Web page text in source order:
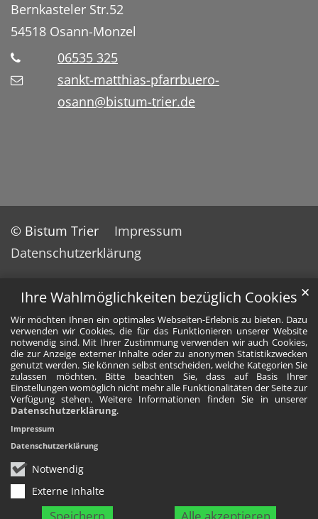
Ihre Wahlmöglichkeiten bezüglich Cookies
Wir möchten Ihnen ein optimales Webseiten-Erlebnis zu bieten. Dazu
verwenden wir Cookies, die für das Funktionieren unserer Website
notwendig sind. Mit Ihrer Zustimmung verwenden wir auch Cookies,
die zur Anzeige externer Inhalte oder zu anonymen Statistikzwecken
genutzt werden. Sie können selbst entscheiden, welche Kategorien Sie
zulassen möchten. Bitte beachten Sie, dass auf Basis Ihrer
Einstellungen womöglich nicht mehr alle Funktionalitäten der Seite zur
Verfügung stehen. Weitere Informationen finden Sie in unserer
Datenschutzerklärung.
Notwendig
Externe Inhalte
Speichern Alle akzeptieren
✕
Impressum
Datenschutzerklärung
Bernkasteler Str.52
54518 Osann-Monzel
06535 325
sankt-matthias-pfarrbuero-
osann@bistum-trier.de
© Bistum Trier
Impressum
Datenschutzerklärung